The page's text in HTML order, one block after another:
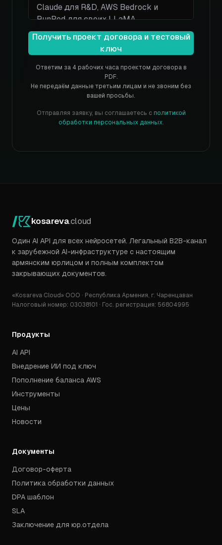
Получить проект договора и тестовый
ключ
Ответим за 4 рабочих часа проектом договора в
PDF.
Не передаём данные третьим лицам и не звоним без
вашей просьбы.
Отправляя заявку, вы соглашаетесь с политикой
обработки персональных данных.
kosareva.cloud
Один AI API для всех нейросетей. Легальный B2B-канал
к зарубежной AI-инфраструктуре с настоящим
армянским юрлицом и полным комплектом
закрывающих документов.
«Kosareva Cloud» ООО · Республика Армения, г. Чаренцаван
Налоговый номер: 03038101 · Гос. регистрация: 56804995
Продукты
AI API
Внедрение ИИ под ключ
Пополнение баланса AWS
Инструменты
Цены
Новости
Документы
Договор-оферта
Политика обработки данных
DPA шаблон
SLA
Заключение для юр.отдела